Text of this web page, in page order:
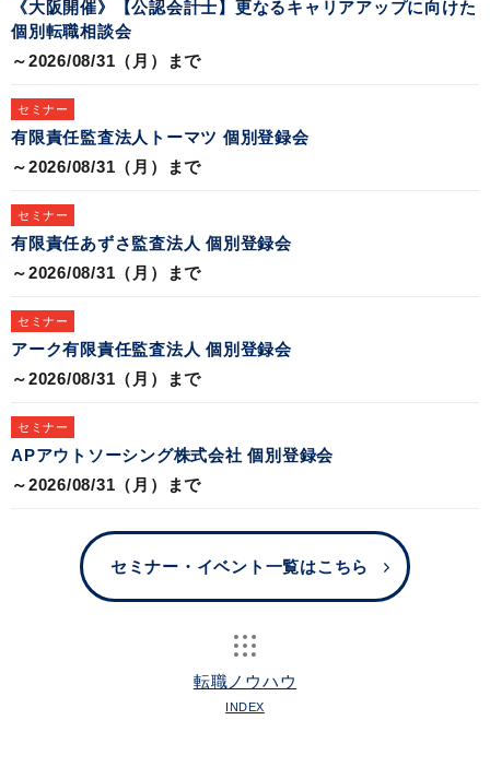
《大阪開催》【公認会計士】更なるキャリアアップに向けた
個別転職相談会
～2026/08/31（月）まで
セミナー
有限責任監査法人トーマツ 個別登録会
～2026/08/31（月）まで
セミナー
有限責任あずさ監査法人 個別登録会
～2026/08/31（月）まで
セミナー
アーク有限責任監査法人 個別登録会
～2026/08/31（月）まで
セミナー
APアウトソーシング株式会社 個別登録会
～2026/08/31（月）まで
セミナー・イベント一覧はこちら
転職ノウハウ
INDEX